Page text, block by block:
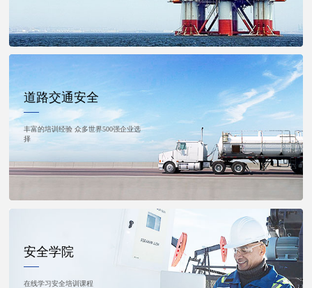
道路交通安全
丰富的培训经验 众多世界500强企业选
择
安全学院
在线学习安全培训课程